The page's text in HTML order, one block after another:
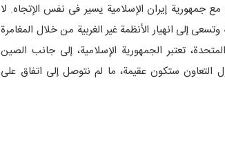
مع جمهوریة إیران الإسلامیة یسیر فی نفس الإتجاه. لا
وتسعى إلى انهیار الأنظمة غیر الغربیة من خلال المغامرة
تعتبر الجمهوریة الإسلامیة، إلى جانب الصین
التعاون ستکون عقیمة، ما لم نتوصل إلى اتفاق على